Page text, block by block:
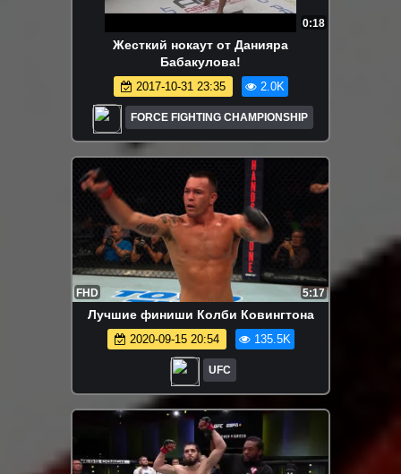
0:18
Жесткий нокаут от Данияра
Бабакулова!
2017-10-31 23:35 2.0K
FORCE FIGHTING CHAMPIONSHIP
FHD 5:17
Лучшие финиши Колби Ковингтона
2020-09-15 20:54 135.5K
UFC